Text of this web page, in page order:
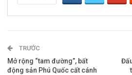
TRƯỚC
Mở rộng “tam đường”, bất
động sản Phú Quốc cất cánh